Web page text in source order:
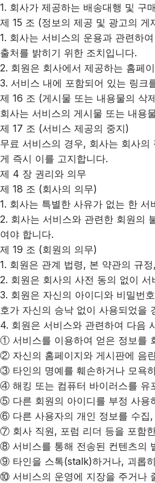
1. 회사가 제공하는 배송대행 및 구
제 15 조 (정보의 제공 및 광고의 게
1. 회사는 서비스의 운용과 관련하
출처를 밝히기 위한 조치입니다.
2. 회원은 회사에서 제공하는 홈페
3. 서비스 내에 포함되어 있는 링크
제 16 조 (게시물 또는 내용물의 삭
회사는 서비스의 게시물 또는 내용
제 17 조 (서비스 제공의 중지)
무료 서비스의 경우, 회사는 회사
게 즉시 이를 고지합니다.
제 4 장 권리와 의무
제 18 조 (회사의 의무)
1. 회사는 특별한 사유가 없는 한
2. 회사는 서비스와 관련한 회원의
여야 합니다.
제 19 조 (회원의 의무)
1. 회원은 관계 법령, 본 약관의 규
2. 회원은 회사의 사전 동의 없이
3. 회원은 자신의 아이디와 비밀번
호가 자신의 승낙 없이 사용되었을
4. 회원은 서비스와 관련하여 다음
① 서비스를 이용하여 얻은 정보를
② 자신의 홈페이지와 게시판에 음
③ 타인의 명예를 훼손하거나 모욕
④ 해킹 또는 컴퓨터 바이러스를 유
⑤ 다른 회원의 아이디를 부정 사용
⑥ 다른 사용자의 개인 정보를 수집,
⑦ 회사 직원, 포럼 리더 등을 포함
⑧ 서비스를 통해 전송된 컨텐츠의
⑨ 타인을 스톡(stalk)하거나, 괴롭
⑩ 서비스의 운영에 지장을 주거나